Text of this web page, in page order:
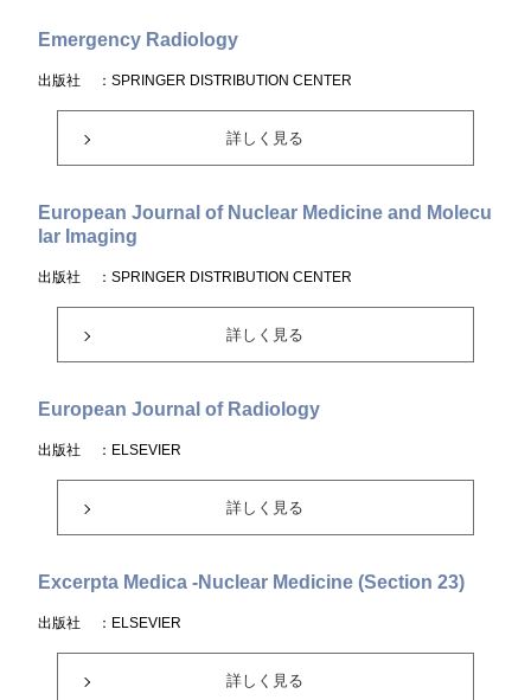
Emergency Radiology
出版社 ：SPRINGER DISTRIBUTION CENTER
詳しく見る
European Journal of Nuclear Medicine and Molecu
lar Imaging
出版社 ：SPRINGER DISTRIBUTION CENTER
詳しく見る
European Journal of Radiology
出版社 ：ELSEVIER
詳しく見る
Excerpta Medica -Nuclear Medicine (Section 23)
出版社 ：ELSEVIER
詳しく見る